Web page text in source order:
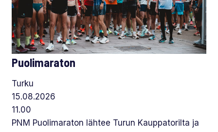
Puolimaraton
Turku
15.08.2026
11.00
PNM Puolimaraton lähtee Turun Kauppatorilta ja